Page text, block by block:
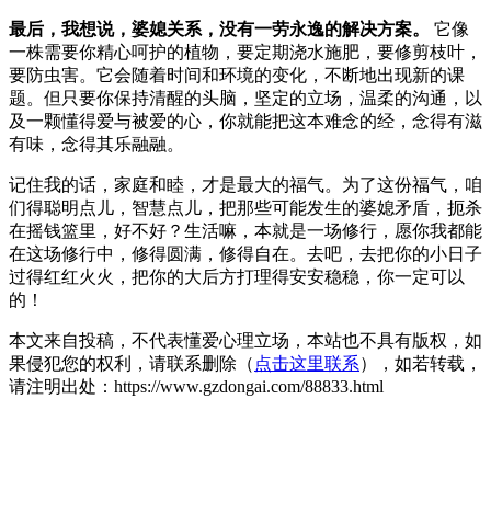
最后，我想说，婆媳关系，没有一劳永逸的解决方案。
它像
一株需要你精心呵护的植物，要定期浇水施肥，要修剪枝叶，
要防虫害。它会随着时间和环境的变化，不断地出现新的课
题。但只要你保持清醒的头脑，坚定的立场，温柔的沟通，以
及一颗懂得爱与被爱的心，你就能把这本难念的经，念得有滋
有味，念得其乐融融。
记住我的话，家庭和睦，才是最大的福气。为了这份福气，咱
们得聪明点儿，智慧点儿，把那些可能发生的婆媳矛盾，扼杀
在摇钱篮里，好不好？生活嘛，本就是一场修行，愿你我都能
在这场修行中，修得圆满，修得自在。去吧，去把你的小日子
过得红红火火，把你的大后方打理得安安稳稳，你一定可以
的！
本文来自投稿，不代表懂爱心理立场，本站也不具有版权，如
果侵犯您的权利，请联系删除（ 点击这里联系），如若转载，
请注明出处：https://www.gzdongai.com/88833.html